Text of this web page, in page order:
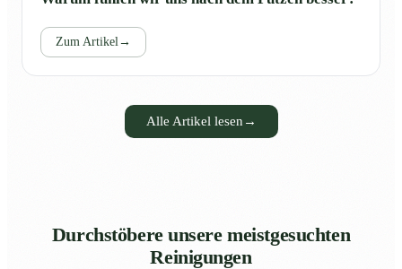
Zum Artikel →
Alle Artikel lesen →
Durchstöbere unsere meistgesuchten
Reinigungen